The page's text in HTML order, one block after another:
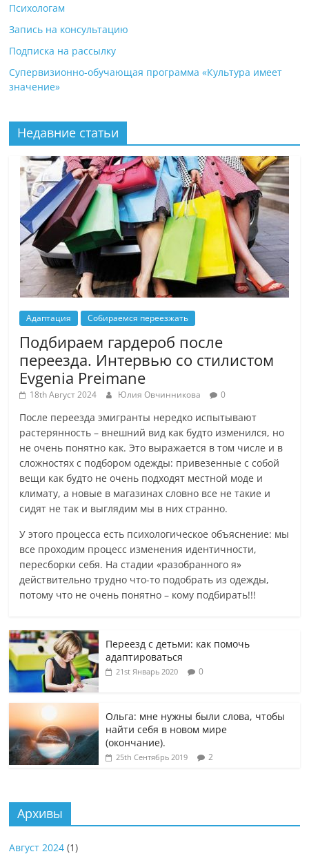
Психологам
Запись на консультацию
Подписка на рассылку
Супервизионно-обучающая программа «Культура имеет
значение»
Недавние статьи
Адаптация Собираемся переезжать
Подбираем гардероб после
переезда. Интервью со стилистом
Evgenia Preimane
18th Август 2024 Юлия Овчинникова 0
После переезда эмигранты нередко испытывают
растерянность – внешний вид как будто изменился, но
не очень понятно как. Это выражается в том числе и в
сложностях с подбором одежды: привезенные с собой
вещи как будто не очень подходят местной моде и
климату, а новые в магазинах словно все не такие и
сидят не так и выглядим мы в них странно.
У этого процесса есть психологическое объяснение: мы
все проходим процесс изменения идентичности,
пересборки себя. На стадии «разобранного я»
действительно трудно что-то подобрать из одежды,
потому что не очень понятно – кому подбирать!!!
Переезд с детьми: как помочь
адаптироваться
21st Январь 2020 0
Ольга: мне нужны были слова, чтобы
найти себя в новом мире
(окончание).
25th Сентябрь 2019 2
Архивы
Август 2024 (1)